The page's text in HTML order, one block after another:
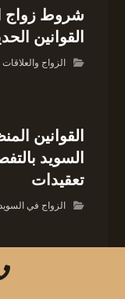
شروط زواج
القوانين
الزواج والعلاقات
القوانين
السويد
تعقيدات
الزواج في